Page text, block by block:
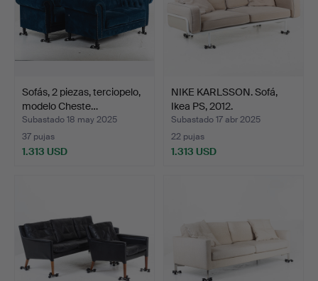
Sofás, 2 piezas, terciopelo,
modelo Cheste…
Subastado 18 may 2025
37 pujas
1.313 USD
NIKE KARLSSON. Sofá,
Ikea PS, 2012.
Subastado 17 abr 2025
22 pujas
1.313 USD